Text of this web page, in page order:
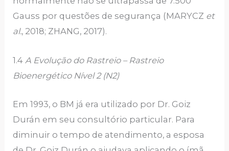
Gauss por questões de segurança (MARYCZ et
al., 2018; ZHANG, 2017).
1.4 A Evolução do Rastreio – Rastreio
Bioenergético Nível 2 (N2)
Em 1993, o BM já era utilizado por Dr. Goiz
Durán em seu consultório particular. Para
diminuir o tempo de atendimento, a esposa